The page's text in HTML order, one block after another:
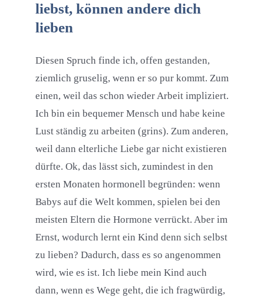
liebst, können andere dich
lieben
Diesen Spruch finde ich, offen gestanden,
ziemlich gruselig, wenn er so pur kommt. Zum
einen, weil das schon wieder Arbeit impliziert.
Ich bin ein bequemer Mensch und habe keine
Lust ständig zu arbeiten (grins). Zum anderen,
weil dann elterliche Liebe gar nicht existieren
dürfte. Ok, das lässt sich, zumindest in den
ersten Monaten hormonell begründen: wenn
Babys auf die Welt kommen, spielen bei den
meisten Eltern die Hormone verrückt. Aber im
Ernst, wodurch lernt ein Kind denn sich selbst
zu lieben? Dadurch, dass es so angenommen
wird, wie es ist. Ich liebe mein Kind auch
dann, wenn es Wege geht, die ich fragwürdig,